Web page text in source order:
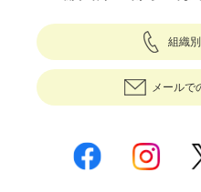
組織
メールで